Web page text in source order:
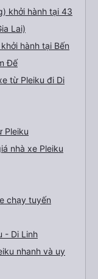
khởi hành tại 43
Lai)
hành tại Bến
Đế
từ Pleiku đi Di
Pleiku
nhà xe Pleiku
chạy tuyến
- Di Linh
nhanh và uy